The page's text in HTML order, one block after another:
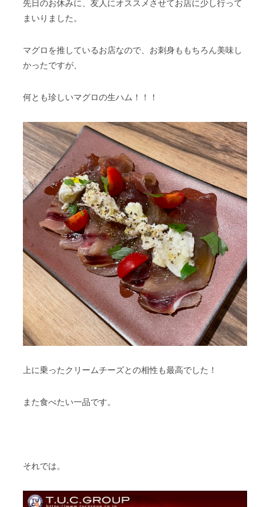
ホーム
先日のお休みに、友人にオススメさせてお店に少し行って
まいりました。
マグロを推しているお店なので、お刺身ももちろん美味し
かったですが、
何とも珍しいマグロの生ハム！！！
上に乗ったクリームチーズとの相性も最高でした！
また食べたい一品です。
それでは。